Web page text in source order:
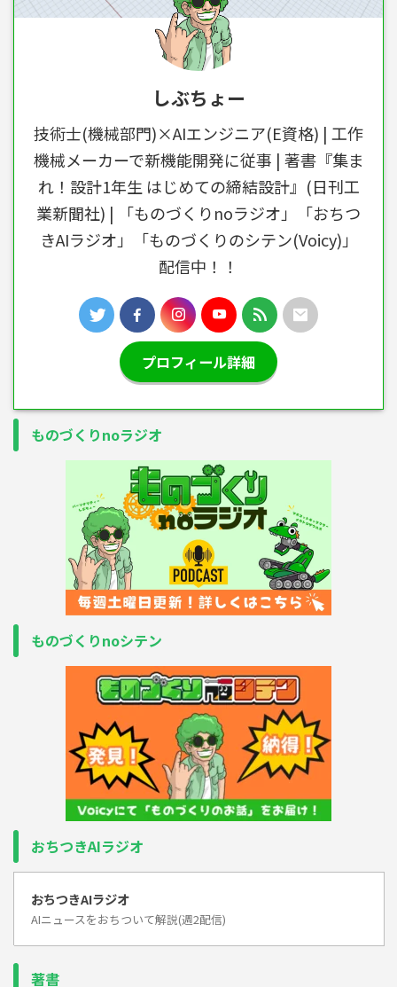
しぶちょー
技術士(機械部門)×AIエンジニア(E資格) | 工作
機械メーカーで新機能開発に従事 | 著書『集ま
れ！設計1年生 はじめての締結設計』(日刊工
業新聞社) | 「ものづくりnoラジオ」「おちつ
きAIラジオ」「ものづくりのシテン(Voicy)」
配信中！！
プロフィール詳細
ものづくりnoラジオ
ものづくりnoシテン
おちつきAIラジオ
おちつきAIラジオ
AIニュースをおちついて解説(週2配信)
著書